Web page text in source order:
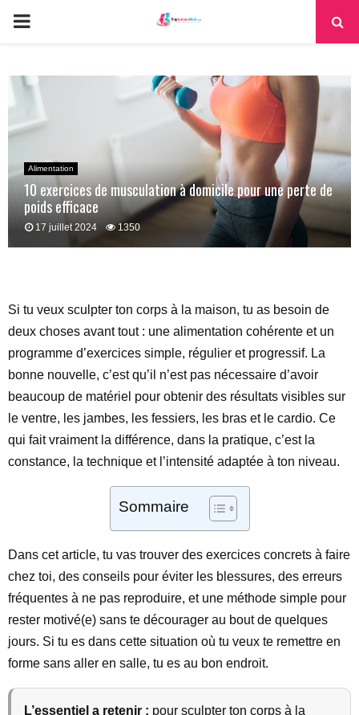
PRIMARY
Alimentation
10 exercices de musculation à domicile pour une perte de
poids efficace
17 juillet 2024 1350
Si tu veux sculpter ton corps à la maison, tu as besoin de
deux choses avant tout : une alimentation cohérente et un
programme d’exercices simple, régulier et progressif. La
bonne nouvelle, c’est qu’il n’est pas nécessaire d’avoir
beaucoup de matériel pour obtenir des résultats visibles sur
le ventre, les jambes, les fessiers, les bras et le cardio. Ce
qui fait vraiment la différence, dans la pratique, c’est la
constance, la technique et l’intensité adaptée à ton niveau.
Sommaire
Dans cet article, tu vas trouver des exercices concrets à faire
chez toi, des conseils pour éviter les blessures, des erreurs
fréquentes à ne pas reproduire, et une méthode simple pour
rester motivé(e) sans te décourager au bout de quelques
jours. Si tu es dans cette situation où tu veux te remettre en
forme sans aller en salle, tu es au bon endroit.
L’essentiel a retenir : pour sculpter ton corps à la